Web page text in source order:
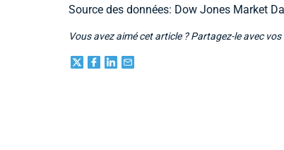
Source des données: Dow Jones Market
Vous avez aimé cet article ? Partagez-le avec